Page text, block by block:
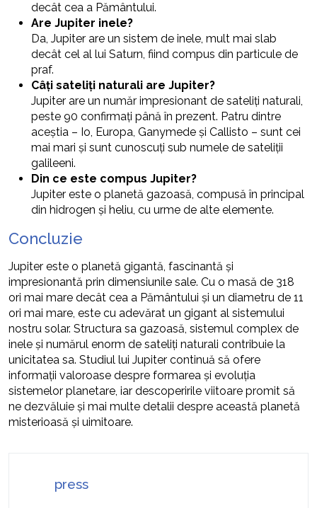
decât cea a Pământului.
Are Jupiter inele?
Da, Jupiter are un sistem de inele, mult mai slab
decât cel al lui Saturn, fiind compus din particule de
praf.
Câți sateliți naturali are Jupiter?
Jupiter are un număr impresionant de sateliți naturali,
peste 90 confirmați până în prezent. Patru dintre
aceștia – Io, Europa, Ganymede și Callisto – sunt cei
mai mari și sunt cunoscuți sub numele de sateliții
galileeni.
Din ce este compus Jupiter?
Jupiter este o planetă gazoasă, compusă în principal
din hidrogen și heliu, cu urme de alte elemente.
Concluzie
Jupiter este o planetă gigantă, fascinantă și
impresionantă prin dimensiunile sale. Cu o masă de 318
ori mai mare decât cea a Pământului și un diametru de 11
ori mai mare, este cu adevărat un gigant al sistemului
nostru solar. Structura sa gazoasă, sistemul complex de
inele și numărul enorm de sateliți naturali contribuie la
unicitatea sa. Studiul lui Jupiter continuă să ofere
informații valoroase despre formarea și evoluția
sistemelor planetare, iar descoperirile viitoare promit să
ne dezvăluie și mai multe detalii despre această planetă
misterioasă și uimitoare.
press